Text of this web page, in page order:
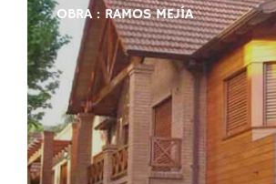
OBRA : RAMOS MEJÍA